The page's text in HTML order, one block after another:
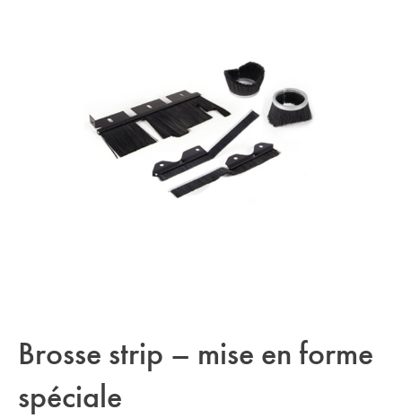
Brosse strip – mise en forme
spéciale